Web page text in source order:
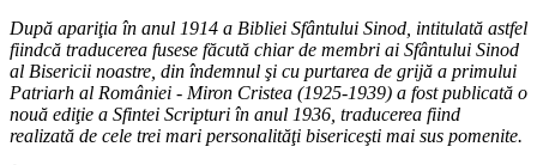
După apariţia în anul 1914 a Bibliei Sfântului Sinod, intitulată astfel
fiindcă traducerea fusese făcută chiar de membri ai Sfântului Sinod
al Bisericii noastre, din îndemnul şi cu purtarea de grijă a primului
Patriarh al României - Miron Cristea (1925-1939) a fost publicată o
nouă ediţie a Sfintei Scripturi în anul 1936, traducerea fiind
realizată de cele trei mari personalităţi bisericeşti mai sus pomenite.